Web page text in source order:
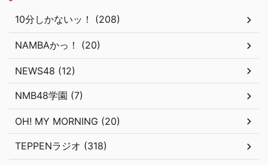
10分しかないッ！ (208)
NAMBAかっ！ (20)
NEWS48 (12)
NMB48学園 (7)
OH! MY MORNING (20)
TEPPENラジオ (318)